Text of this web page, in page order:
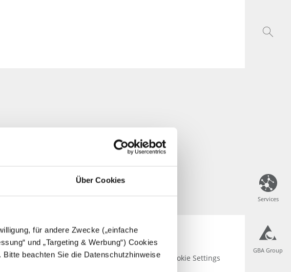
Über Cookies
für andere Zwecke („einfache
und „Targeting & Werbung“) Cookies
Bitte beachten Sie die Datenschutzhinweise
Services
GBA Group
Hinweise AGB Impressum Cookie Settings
Services
GBA Group